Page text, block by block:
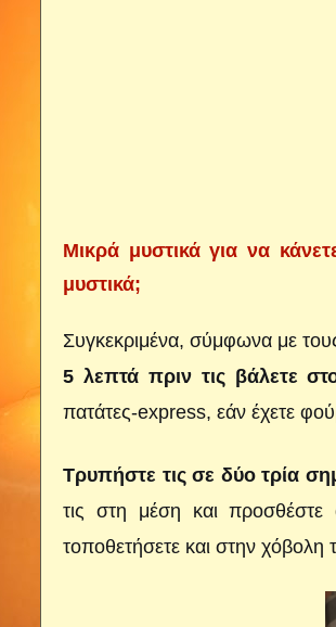
Mικρά μυστικά για να
μυστικά;
Συγκεκριμένα, σύμφωνα με
5 λεπτά πριν τις βάλετε
πατάτες-express, εάν έχετε
Τρυπήστε τις σε δύο τρία
τις στη μέση και προσθέστε
τοποθετήσετε και στην χόβολη